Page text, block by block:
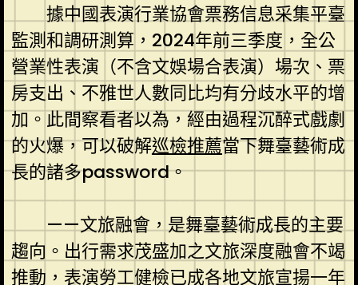
據中國表演行業協會票務信息采集平臺
監測和調研測算，2024年前三季度，全公
營業性表演（不含文娛場合表演）場次、票
房支出、不雅世人數同比均有分歧水平的增
加。此間察看者以為，經由過程沉醉式戲劇
的火爆，可以破解巡檢推薦當下舞臺藝術成
長的諸多password。
——文旅融會，是舞臺藝術成長的主要
趨向。出行需求茂盛加之文旅深度融會不竭
推動，表演勞工健檢已成各地文旅宣揚一年